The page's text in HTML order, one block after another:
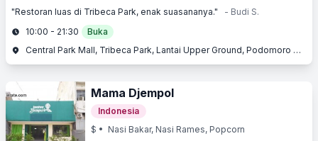
"Restoran luas di Tribeca Park, enak suasananya."
- Budi S.
10:00 - 21:30
Buka
Central Park Mall, Tribeca Park, Lantai Upper Ground, Podomoro City, Jl. Letjend. S. Parman Kav. 28, Slipi, Jakarta Barat, Jakarta
Mama Djempol
Indonesia
$ • Nasi Bakar, Nasi Rames, Popcorn